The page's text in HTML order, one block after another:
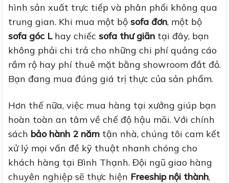
hình sản xuất trực tiếp và phân phối không qua
trung gian. Khi mua một bộ sofa đơn, một bộ
sofa góc Lhay chiếc sofa thư giãn tại đây, bạn
không phải chi trả cho những chi phí quảng cáo
rầm rộ hay phí thuê mặt bằng showroom đắt đỏ.
Bạn đang mua đúng giá trị thực của sản phẩm.
Hơn thế nữa, việc mua hàng tại xưởng giúp bạn
hoàn toàn an tâm về chế độ hậu mãi. Với chính
sách bảo hành 2 năm tận nhà, chúng tôi cam kết
xử lý mọi vấn đề kỹ thuật nhanh chóng cho
khách hàng tại Bình Thạnh. Đội ngũ giao hàng
chuyên nghiệp sẽ thực hiện Freeship nội thành,